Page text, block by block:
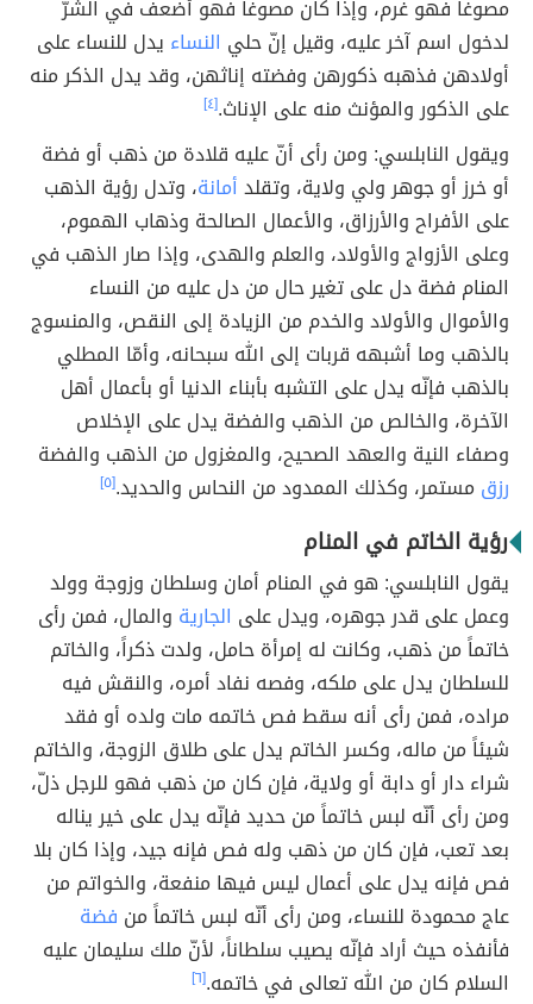
مصوغاً فهو غرم، وإذا كان مصوغاً فهو أضعف في الشرّ
لدخول اسم آخر عليه، وقيل إنّ حلي النساء يدل للنساء على
أولادهن فذهبه ذكورهن وفضته إناثهن، وقد يدل الذكر منه
على الذكور والمؤنث منه على الإناث.[٤]
ويقول النابلسي: ومن رأى أنّ عليه قلادة من ذهب أو فضة
أو خرز أو جوهر ولي ولاية، وتقلدأمانة، وتدل رؤية الذهب
على الأفراح والأرزاق، والأعمال الصالحة وذهاب الهموم،
وعلى الأزواج والأولاد، والعلم والهدى، وإذا صار الذهب في
المنام فضة دل على تغير حال من دل عليه من النساء
والأموال والأولاد والخدم من الزيادة إلى النقص، والمنسوج
بالذهب وما أشبهه قربات إلى الله سبحانه، وأمّا المطلي
بالذهب فإنّه يدل على التشبه بأبناء الدنيا أو بأعمال أهل
الآخرة، والخالص من الذهب والفضة يدل على الإخلاص
وصفاء النية والعهد الصحيح، والمغزول من الذهب والفضة
رزق مستمر، وكذلك الممدود من النحاس والحديد.[٥]
رؤية الخاتم في المنام
يقول النابلسي: هو في المنام أمان وسلطان وزوجة وولد
وعمل على قدر جوهره، ويدل على الجارية والمال، فمن رأى
خاتماً من ذهب، وكانت له إمرأة حامل، ولدت ذكراً، والخاتم
للسلطان يدل على ملكه، وفصه نفاد أمره، والنقش فيه
مراده، فمن رأى أنه سقط فص خاتمه مات ولده أو فقد
شيئاً من ماله، وكسر الخاتم يدل على طلاق الزوجة، والخاتم
شراء دار أو دابة أو ولاية، فإن كان من ذهب فهو للرجل ذلّ،
ومن رأى أنّه لبس خاتماً من حديد فإنّه يدل على خير يناله
بعد تعب، فإن كان من ذهب وله فص فإنه جيد، وإذا كان بلا
فص فإنه يدل على أعمال ليس فيها منفعة، والخواتم من
عاج محمودة للنساء، ومن رأى أنّه لبس خاتماً من فضة
فأنفذه حيث أراد فإنّه يصيب سلطاناً، لأنّ ملك سليمان عليه
السلام كان من الله تعالى في خاتمه.[٦]